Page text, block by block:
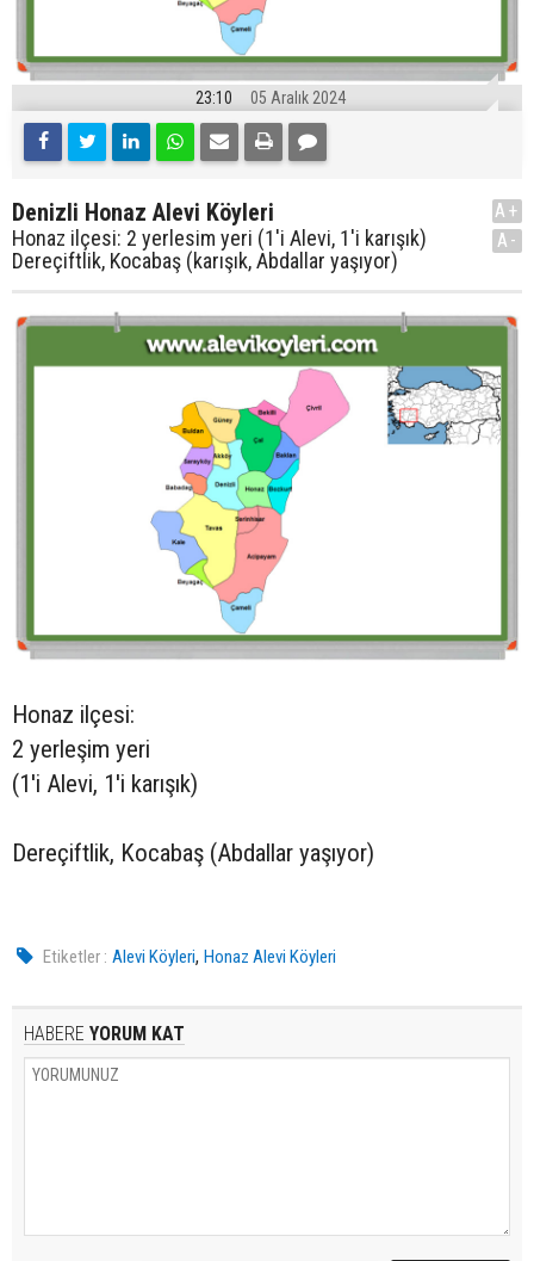
23:10 05 Aralık 2024
Denizli Honaz Alevi Köyleri
Honaz ilçesi: 2 yerlesim yeri (1'i Alevi, 1'i karışık)
Dereçiftlik, Kocabaş (karışık, Abdallar yaşıyor)
A+
A-
Honaz ilçesi:
2 yerleşim yeri
(1'i Alevi, 1'i karışık)
Dereçiftlik, Kocabaş (Abdallar yaşıyor)
Etiketler : Alevi Köyleri,Honaz Alevi Köyleri
HABERE YORUM KAT